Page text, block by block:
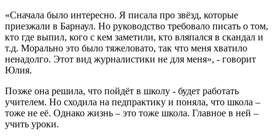
«Сначала было интересно. Я писала про звёзд, которые
приезжали в Барнаул. Но руководство требовало писать о том,
кто где выпил, кого с кем заметили, кто вляпался в скандал и
т.д. Морально это было тяжеловато, так что меня хватило
ненадолго. Этот вид журналистики не для меня», - говорит
Юлия.
Позже она решила, что пойдёт в школу - будет работать
учителем. Но сходила на педпрактику и поняла, что школа –
тоже не её. Однако жизнь – это тоже школа. Главное в ней –
учить уроки.